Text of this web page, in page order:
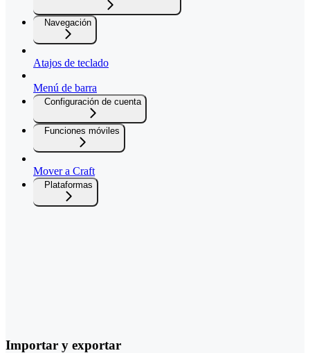
Navegación
Atajos de teclado
Menú de barra
Configuración de cuenta
Funciones móviles
Mover a Craft
Plataformas
Importar y exportar